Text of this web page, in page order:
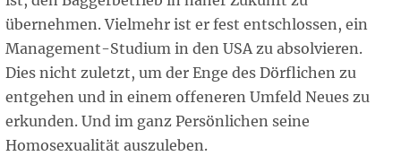
übernehmen. Vielmehr ist er fest entschlossen, ein
Management-Studium in den USA zu absolvieren.
Dies nicht zuletzt, um der Enge des Dörflichen zu
entgehen und in einem offeneren Umfeld Neues zu
erkunden. Und im ganz Persönlichen seine
Homosexualität auszuleben.